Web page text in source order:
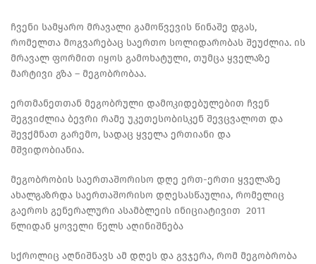
ჩვენი სამყარო მრავალი გამოწვევის წინაშე დგას,
რომელთა მოგვარებაც საერთო სოლიდარობას შეუძლია. ის
მრავალ ფორმით იყოს გამოხატული, თუმცა ყველაზე
მარტივი გზა – მეგობრობაა.
ერთმანეთთან მეგობრული დამოკიდებულებით ჩვენ
შეგვიძლია ბევრი რამე უკეთესობისკენ შევცვალოთ და
შევქმნათ გარემო, სადაც ყველა ერთიანი და
მშვიდობიანია.
მეგობრობის საერთაშორისო დღე ერთ-ერთი ყველაზე
ახალგაზრდა საერთაშორისო დღესასწაულია, რომელიც
გაეროს გენერალური ასამბლეის ინიციატივით 2011
წლიდან ყოველი წელს აღინიშნება
სქროლიც აღნიშნავს ამ დღეს და გვჯერა, რომ მეგობრობა